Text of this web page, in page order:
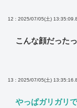
12 : 2025/07/05(土)
こんな顔だった
13 : 2025/07/05(土)
やっぱガリガリ